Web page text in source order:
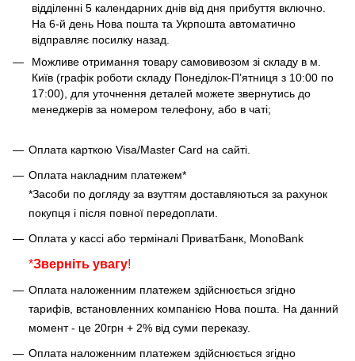
відділенні 5 календарних днів від дня прибуття включно.
На 6-й день Нова пошта та Укрпошта автоматично
відправляє посилку назад.
Можливе отримання товару самовивозом зі складу в м.
Київ (графік роботи складу Понеділок-Пʼятниця з 10:00 по
17:00), для уточнення деталей можете звернутись до
менеджерів за номером телефону, або в чаті;
Оплата карткою Visa/Master Card на сайті.
Оплата накладним платежем*
*Засоби по догляду за взуттям доставляються за рахунок
покупця і після повної передоплати.
Оплата у кассі або терміналі ПриватБанк, MonoBank
*Зверніть увагу!
Оплата наложенним платежем здійснюється згідно
тарифів, встановленних компанією Нова пошта. На данний
момент - це 20грн + 2% від суми переказу.
Оплата наложенним платежем здійснюється згідно